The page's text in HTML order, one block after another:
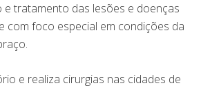
e tratamento das lesões e doenças
com foco especial em condições da
e realiza cirurgias nas cidades de